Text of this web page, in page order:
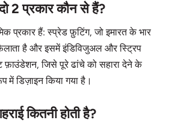
2 प्रकार कौन से हैं?
प्रकार हैं: स्प्रेड फ़ुटिंग, जो इमारत के भार
है और इसमें इंडिविजुअल और स्ट्रिप
फ़ाउंडेशन, जिसे पूरे ढांचे को सहारा देने के
डिज़ाइन किया गया है।
कितनी होती है?